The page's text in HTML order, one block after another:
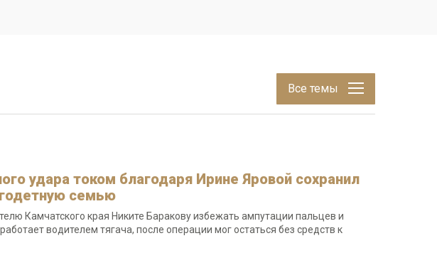
Все темы
удара током благодаря Ирине Яровой сохранил
семью
Камчатского края Никите Баракову избежать ампутации пальцев и
водителем тягача, после операции мог остаться без средств к